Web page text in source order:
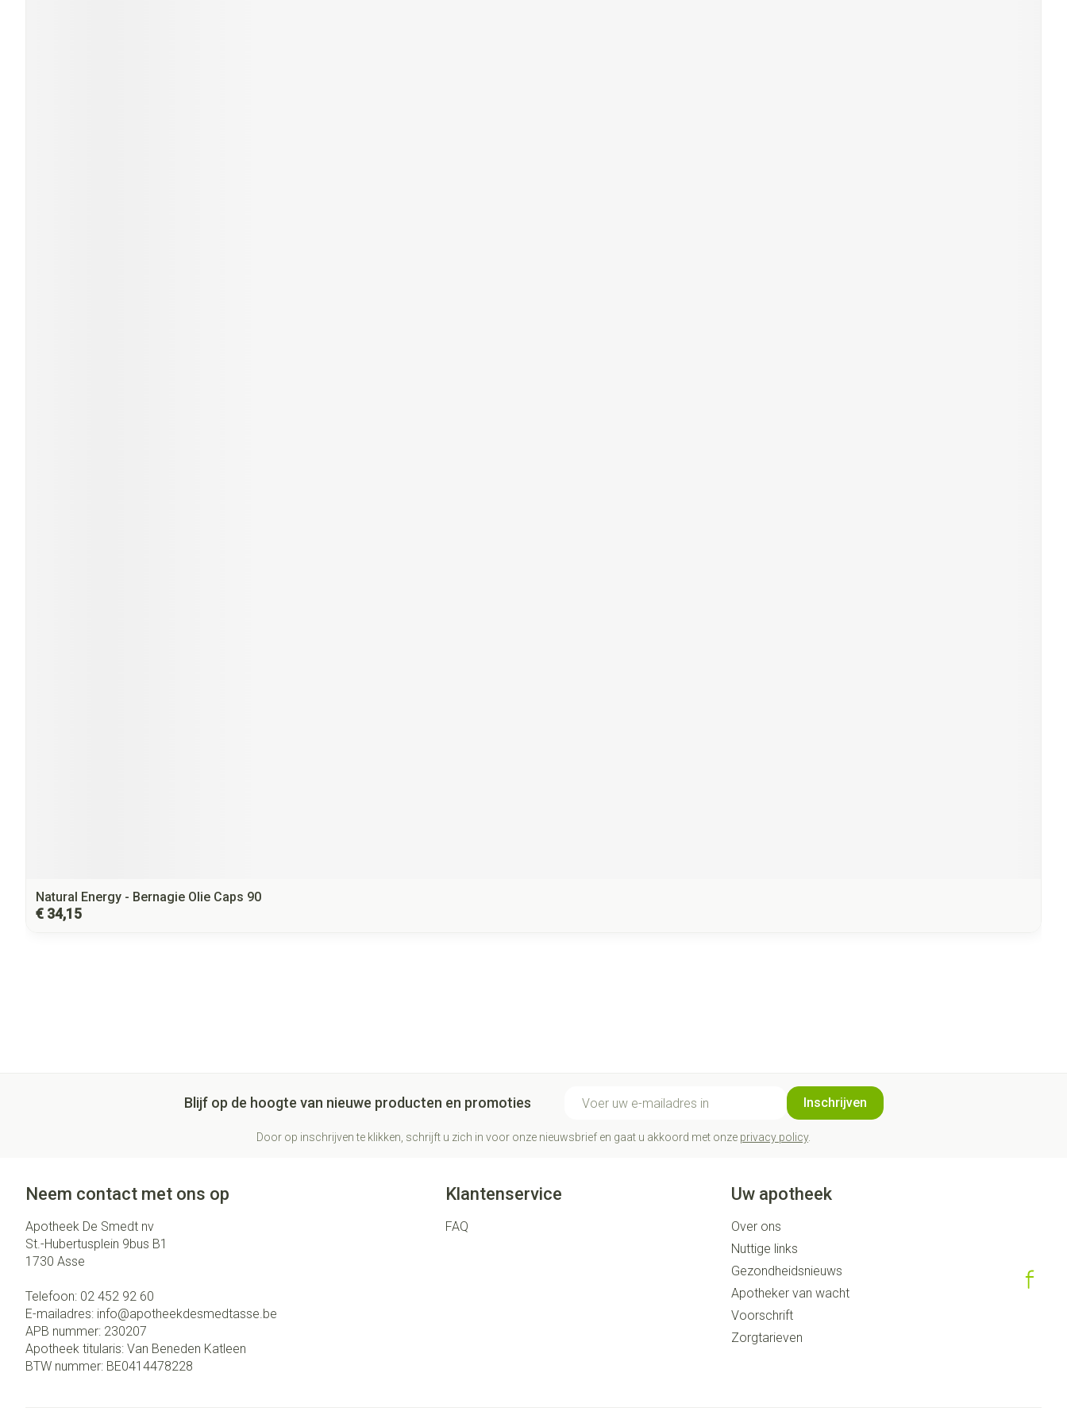
Natural Energy - Bernagie Olie Caps 90
€ 34,15
Blijf op de hoogte van nieuwe producten en promoties Inschrijven
Door op inschrijven te klikken, schrijft u zich in voor onze nieuwsbrief en gaat u akkoord met onze privacy policy.
Neem contact met ons op
Apotheek De Smedt nv
St.-Hubertusplein 9bus B1
1730 Asse
Telefoon: 02 452 92 60
E-mailadres: info@apotheekdesmedtasse.be
APB nummer: 230207
Apotheek titularis: Van Beneden Katleen
BTW nummer: BE0414478228
Klantenservice
FAQ
Uw apotheek
Over ons
Nuttige links
Gezondheidsnieuws
Apotheker van wacht
Voorschrift
Zorgtarieven